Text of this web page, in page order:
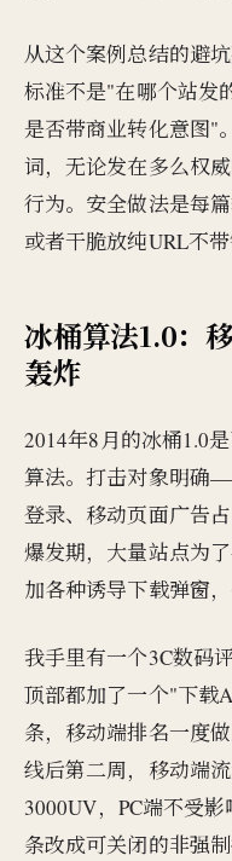
从这个案例总结的避
标准不是"在哪个站发
是否带商业转化意图"
词，无论发在多么权
行为。安全做法是每
或者干脆放纯URL不带
冰桶算法1.0：
轰炸
2014年8月的冰桶1.0
算法。打击对象明确
登录、移动页面广告
爆发期，大量站点为
加各种诱导下载弹窗
我手里有一个3C数码
顶部都加了一个"下载
条，移动端排名一度
线后第二周，移动端
3000UV，PC端不受
条改成可关闭的非强